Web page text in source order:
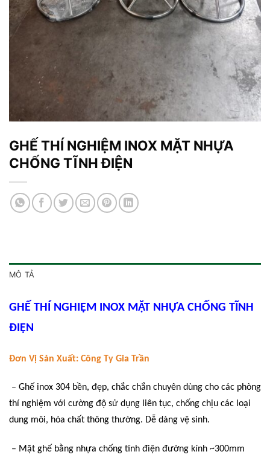
GHẾ THÍ NGHIỆM INOX MẶT NHỰA
CHỐNG TĨNH ĐIỆN
MÔ TẢ
GHẾ THÍ NGHIỆM INOX MẶT NHỰA CHỐNG TĨNH
ĐIỆN
Đơn Vị Sản Xuất: Công Ty Gia Trần
– Ghế inox 304 bền, đẹp, chắc chắn chuyên dùng cho các phòng
thí nghiệm với cường độ sử dụng liên tục, chống chịu các loại
dung môi, hóa chất thông thường. Dễ dàng vệ sinh.
– Mặt ghế bằng nhựa chống tĩnh điện đường kính ~300mm